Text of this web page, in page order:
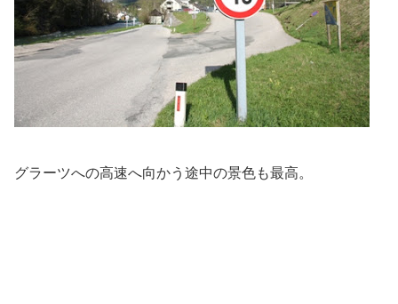
グラーツへの高速へ向かう途中の景色も最高。